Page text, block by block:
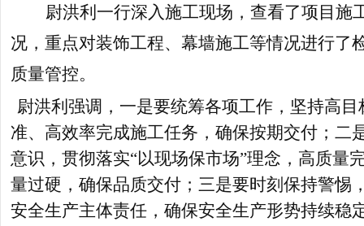
尉洪利一行深入施工现场，查看了项目施
况，重点对装饰工程、幕墙施工等情况进行了
质量管控。
尉洪利强调，一是要统筹各项工作，坚持高
准、高效率完成施工任务，确保按期交付；二
意识，贯彻落实“以现场保市场”理念，高质量
量过硬，确保品质交付；三是要时刻保持警惕
安全生产主体责任，确保安全生产形势持续稳